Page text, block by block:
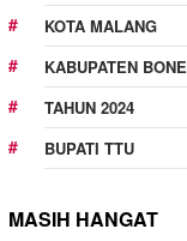
KOTA MALANG
KABUPATEN BONE
TAHUN 2024
BUPATI TTU
MASIH HANGAT